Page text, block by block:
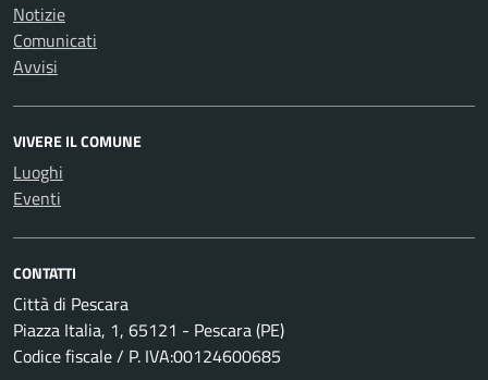
Notizie
Comunicati
Avvisi
VIVERE IL COMUNE
Luoghi
Eventi
CONTATTI
Città di Pescara
Piazza Italia, 1, 65121 - Pescara (PE)
Codice fiscale / P. IVA:00124600685